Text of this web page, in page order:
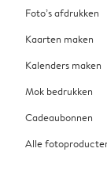
Foto’s afdrukken
Kaarten maken
Kalenders maken
Mok bedrukken
Cadeaubonnen
Alle